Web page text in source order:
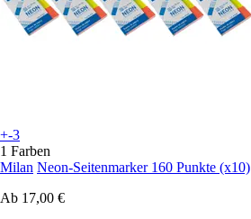
+-3
1 Farben
Milan Neon-Seitenmarker 160 Punkte (x10)
Ab 17,00 €